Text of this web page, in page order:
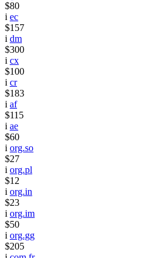
$80
i ec
$157
i dm
$300
i cx
$100
i cr
$183
i af
$115
i ae
$60
i org.so
$27
i org.pl
$12
i org.in
$23
i org.im
$50
i org.gg
$205